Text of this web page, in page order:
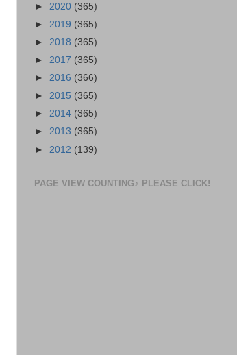
► 2020 (365)
► 2019 (365)
► 2018 (365)
► 2017 (365)
► 2016 (366)
► 2015 (365)
► 2014 (365)
► 2013 (365)
► 2012 (139)
PAGE VIEW COUNTING♪ PLEASE CLICK!